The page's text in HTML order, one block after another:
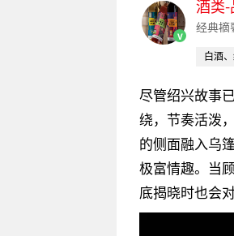
v
酒类
经典摘
白酒
尽管绍兴故事
绕，节奏活泼
的侧面融入乌
极富情趣。当
底揭晓时也会